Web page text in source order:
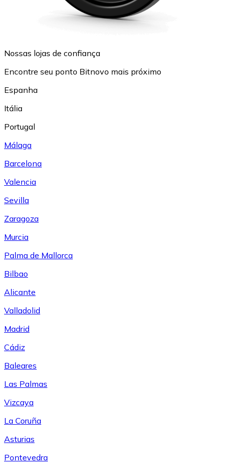
Nossas lojas de confiança
Encontre seu ponto Bitnovo mais próximo
Espanha
Itália
Portugal
Málaga
Barcelona
Valencia
Sevilla
Zaragoza
Murcia
Palma de Mallorca
Bilbao
Alicante
Valladolid
Madrid
Cádiz
Baleares
Las Palmas
Vizcaya
La Coruña
Asturias
Pontevedra